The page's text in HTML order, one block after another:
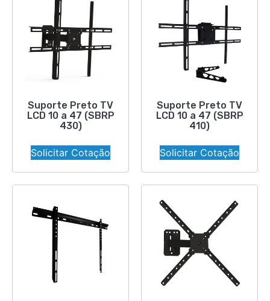
Suporte Preto TV
LCD 10 a 47 (SBRP
430)
Solicitar Cotação
Suporte Preto TV
LCD 10 a 47 (SBRP
410)
Solicitar Cotação